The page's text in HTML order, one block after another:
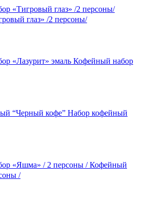
глаз» /2 персоны/
Кофейный набор
Набор кофейный
Кофейный
/